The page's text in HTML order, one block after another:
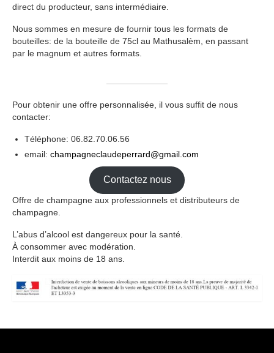
direct du producteur, sans intermédiaire.
Nous sommes en mesure de fournir tous les formats de
bouteilles: de la bouteille de 75cl au Mathusalèm, en passant
par le magnum et autres formats.
Pour obtenir une offre personnalisée, il vous suffit de nous
contacter:
Téléphone: 06.82.70.06.56
email: champagneclaudeperrard@gmail.com
Contactez nous
Offre de champagne aux professionnels et distributeurs de
champagne.
L’abus d’alcool est dangereux pour la santé.
À consommer avec modération.
Interdit aux moins de 18 ans.